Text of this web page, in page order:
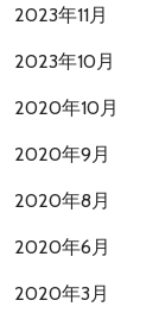
2023年11月
2023年10月
2020年10月
2020年9月
2020年8月
2020年6月
2020年3月